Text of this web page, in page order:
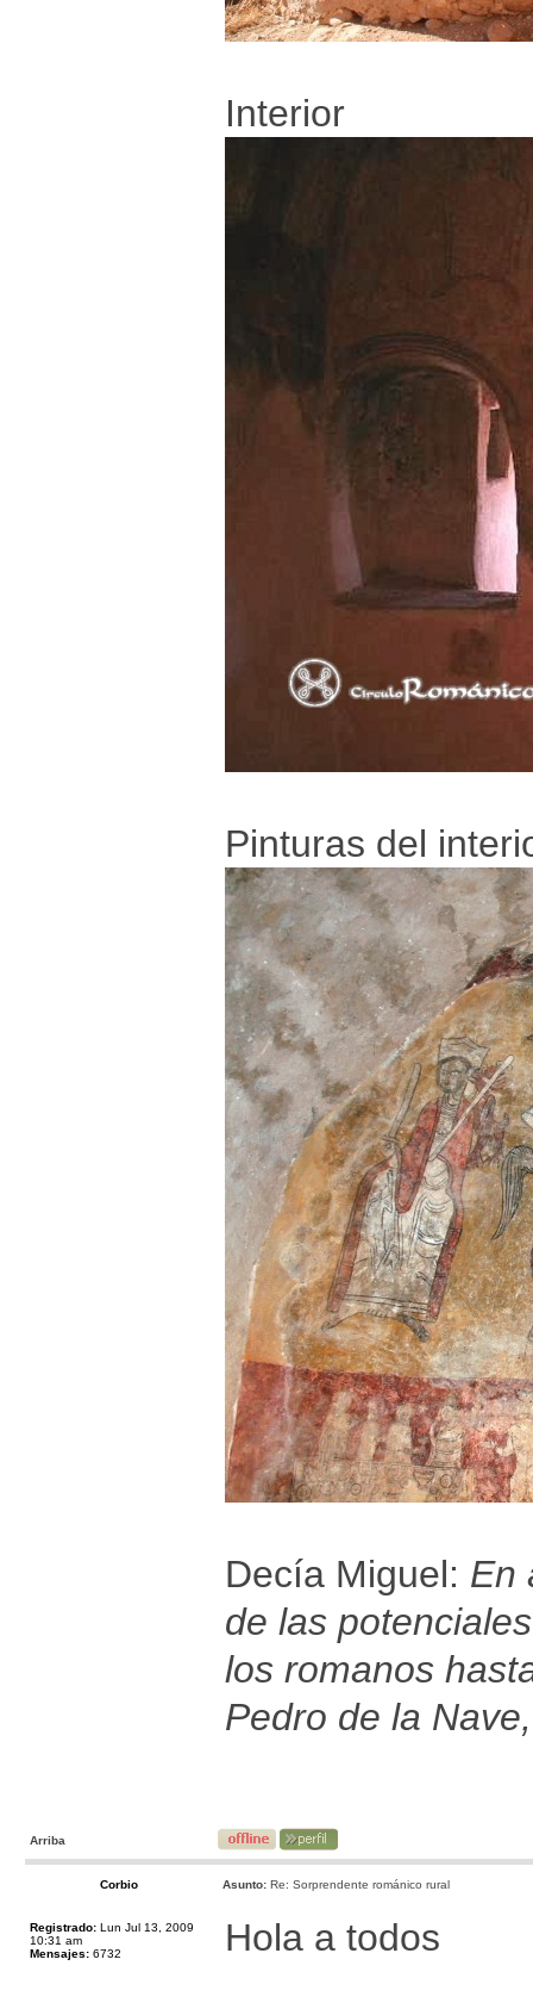
Interior
Pinturas del
Decía Miguel: En
de las
los romanos
Pedro de la
Arriba
Corbio Asunto: Re: Sorprendente románico rural
Registrado: Lun Jul 13, 2009
10:31 am
Mensajes: 6732 Hola a todos